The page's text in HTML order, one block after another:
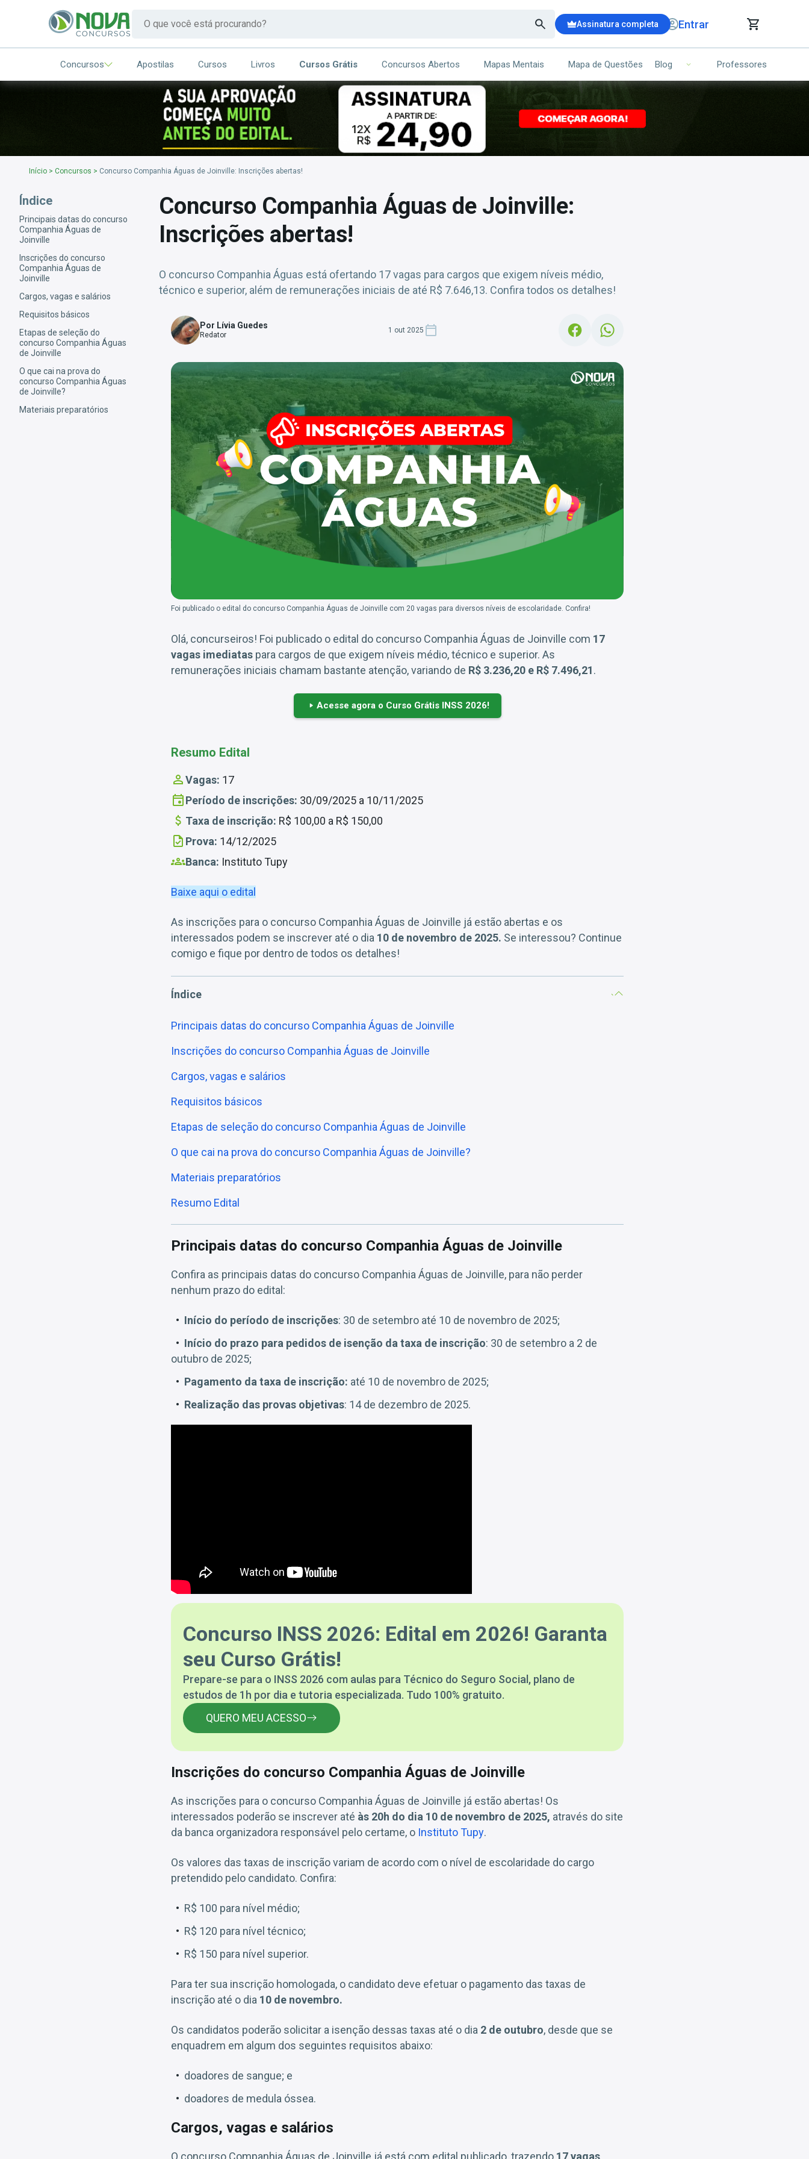
Assinatura completa Entrar
CARRINHO DE COMPRAS
ITENS (00)
Ops!
Seu carrinho ainda está vazio.
Concursos Apostilas Cursos Livros Cursos Grátis Concursos Abertos Mapas Mentais Mapa de Questões Blog Professores
Início > Concursos > Concurso Companhia Águas de Joinville: Inscrições abertas!
Índice
Principais datas do concurso
Companhia Águas de
Joinville
Inscrições do concurso
Companhia Águas de
Joinville
Cargos, vagas e salários
Requisitos básicos
Etapas de seleção do
concurso Companhia Águas
de Joinville
O que cai na prova do
concurso Companhia Águas
de Joinville?
Materiais preparatórios
Concurso Companhia Águas de Joinville:
Inscrições abertas!
O concurso Companhia Águas está ofertando 17 vagas para cargos que exigem níveis médio,
técnico e superior, além de remunerações iniciais de até R$ 7.646,13. Confira todos os detalhes!
Por Lívia Guedes
Redator
1 out 2025
Foi publicado o edital do concurso Companhia Águas de Joinville com 20 vagas para diversos níveis de escolaridade. Confira!
Olá, concurseiros! Foi publicado o edital do concurso Companhia Águas de Joinville com 17
vagas imediatas para cargos de que exigem níveis médio, técnico e superior. As
remunerações iniciais chamam bastante atenção, variando de R$ 3.236,20 e R$ 7.496,21.
Acesse agora o Curso Grátis INSS 2026!
Resumo Edital
Vagas: 17
Período de inscrições: 30/09/2025 a 10/11/2025
Taxa de inscrição: R$ 100,00 a R$ 150,00
Prova: 14/12/2025
Banca: Instituto Tupy
Baixe aqui o edital
As inscrições para o concurso Companhia Águas de Joinville já estão abertas e os
interessados podem se inscrever até o dia 10 de novembro de 2025. Se interessou? Continue
comigo e fique por dentro de todos os detalhes!
Índice
Principais datas do concurso Companhia Águas de Joinville
Inscrições do concurso Companhia Águas de Joinville
Cargos, vagas e salários
Requisitos básicos
Etapas de seleção do concurso Companhia Águas de Joinville
O que cai na prova do concurso Companhia Águas de Joinville?
Materiais preparatórios
Resumo Edital
Principais datas do concurso Companhia Águas de Joinville
Confira as principais datas do concurso Companhia Águas de Joinville, para não perder
nenhum prazo do edital:
Início do período de inscrições: 30 de setembro até 10 de novembro de 2025;
Início do prazo para pedidos de isenção da taxa de inscrição: 30 de setembro a 2 de
outubro de 2025;
Pagamento da taxa de inscrição: até 10 de novembro de 2025;
Realização das provas objetivas: 14 de dezembro de 2025.
Concurso INSS 2026: Edital em 2026! Garanta
seu Curso Grátis!
Prepare-se para o INSS 2026 com aulas para Técnico do Seguro Social, plano de
estudos de 1h por dia e tutoria especializada. Tudo 100% gratuito.
QUERO MEU ACESSO
Inscrições do concurso Companhia Águas de Joinville
As inscrições para o concurso Companhia Águas de Joinville já estão abertas! Os
interessados poderão se inscrever até às 20h do dia 10 de novembro de 2025, através do site
da banca organizadora responsável pelo certame, o Instituto Tupy.
Os valores das taxas de inscrição variam de acordo com o nível de escolaridade do cargo
pretendido pelo candidato. Confira:
R$ 100 para nível médio;
R$ 120 para nível técnico;
R$ 150 para nível superior.
Para ter sua inscrição homologada, o candidato deve efetuar o pagamento das taxas de
inscrição até o dia 10 de novembro.
Os candidatos poderão solicitar a isenção dessas taxas até o dia 2 de outubro, desde que se
enquadrem em algum dos seguintes requisitos abaixo:
doadores de sangue; e
doadores de medula óssea.
Cargos, vagas e salários
O concurso Companhia Águas de Joinville já está com edital publicado, trazendo 17 vagas